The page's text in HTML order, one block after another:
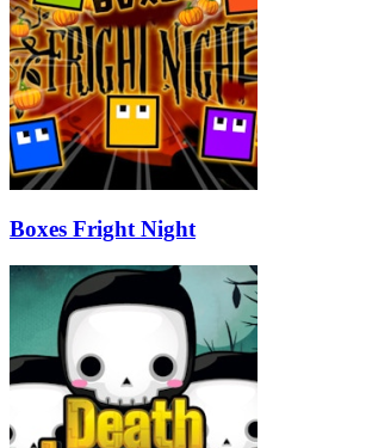
Boxes Fright Night